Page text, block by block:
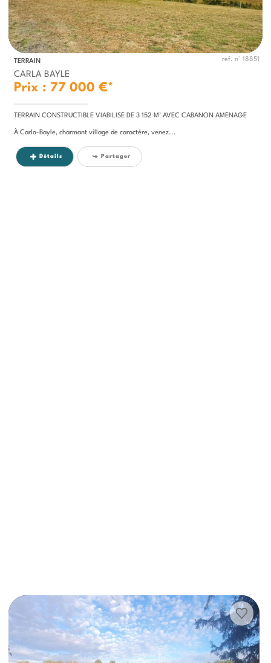
TERRAIN ref. n° 18851
CARLA BAYLE
Prix : 77 000 €*
TERRAIN CONSTRUCTIBLE VIABILISÉ DE 3 152 M² AVEC CABANON AMÉNAGÉ
À Carla-Bayle, charmant village de caractère, venez...
Détails Partager